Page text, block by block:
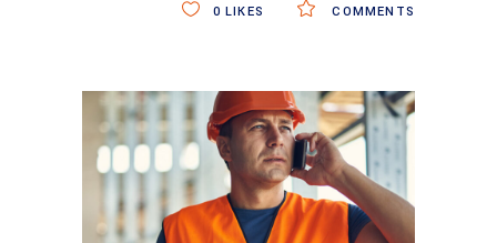
COMMENTS
0 LIKES